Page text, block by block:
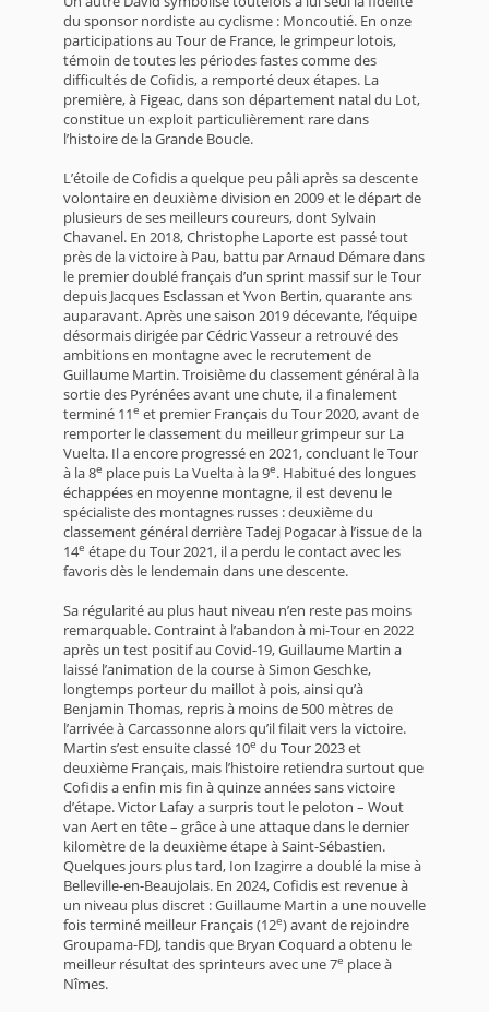
du sponsor nordiste au cyclisme : Moncoutié. En onze
participations au Tour de France, le grimpeur lotois,
témoin de toutes les périodes fastes comme des
difficultés de Cofidis, a remporté deux étapes. La
première, à Figeac, dans son département natal du Lot,
constitue un exploit particulièrement rare dans
l’histoire de la Grande Boucle.
L’étoile de Cofidis a quelque peu pâli après sa descente
volontaire en deuxième division en 2009 et le départ de
plusieurs de ses meilleurs coureurs, dont Sylvain
Chavanel. En 2018, Christophe Laporte est passé tout
près de la victoire à Pau, battu par Arnaud Démare dans
le premier doublé français d’un sprint massif sur le Tour
depuis Jacques Esclassan et Yvon Bertin, quarante ans
auparavant. Après une saison 2019 décevante, l’équipe
désormais dirigée par Cédric Vasseur a retrouvé des
ambitions en montagne avec le recrutement de
Guillaume Martin. Troisième du classement général à la
sortie des Pyrénées avant une chute, il a finalement
terminé 11e et premier Français du Tour 2020, avant de
remporter le classement du meilleur grimpeur sur La
Vuelta. Il a encore progressé en 2021, concluant le Tour
à la 8e place puis La Vuelta à la 9e. Habitué des longues
échappées en moyenne montagne, il est devenu le
spécialiste des montagnes russes : deuxième du
classement général derrière Tadej Pogacar à l’issue de la
14e étape du Tour 2021, il a perdu le contact avec les
favoris dès le lendemain dans une descente.
Sa régularité au plus haut niveau n’en reste pas moins
remarquable. Contraint à l’abandon à mi-Tour en 2022
après un test positif au Covid-19, Guillaume Martin a
laissé l’animation de la course à Simon Geschke,
longtemps porteur du maillot à pois, ainsi qu’à
Benjamin Thomas, repris à moins de 500 mètres de
l’arrivée à Carcassonne alors qu’il filait vers la victoire.
Martin s’est ensuite classé 10e du Tour 2023 et
deuxième Français, mais l’histoire retiendra surtout que
Cofidis a enfin mis fin à quinze années sans victoire
d’étape. Victor Lafay a surpris tout le peloton – Wout
van Aert en tête – grâce à une attaque dans le dernier
kilomètre de la deuxième étape à Saint-Sébastien.
Quelques jours plus tard, Ion Izagirre a doublé la mise à
Belleville-en-Beaujolais. En 2024, Cofidis est revenue à
un niveau plus discret : Guillaume Martin a une nouvelle
fois terminé meilleur Français (12e) avant de rejoindre
Groupama-FDJ, tandis que Bryan Coquard a obtenu le
meilleur résultat des sprinteurs avec une 7e place à
Nîmes.